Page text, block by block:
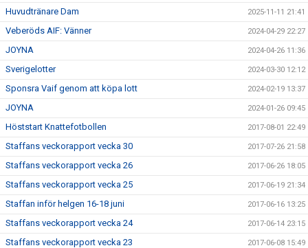
Huvudtränare Dam 2025-11-11 21:41
Veberöds AIF: Vänner 2024-04-29 22:27
JOYNA 2024-04-26 11:36
Sverigelotter 2024-03-30 12:12
Sponsra Vaif genom att köpa lott 2024-02-19 13:37
JOYNA 2024-01-26 09:45
Höststart Knattefotbollen 2017-08-01 22:49
Staffans veckorapport vecka 30 2017-07-26 21:58
Staffans veckorapport vecka 26 2017-06-26 18:05
Staffans veckorapport vecka 25 2017-06-19 21:34
Staffan inför helgen 16-18 juni 2017-06-16 13:25
Staffans veckorapport vecka 24 2017-06-14 23:15
Staffans veckorapport vecka 23 2017-06-08 15:49